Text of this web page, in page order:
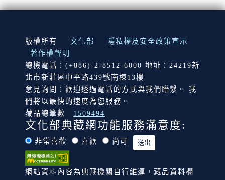
:::
版權所有 文化部
隱私權及安全政策宣示
著作權聲明
總機電話：(+886)-2-8512-6000 地址：24219新
北市新莊區中平路439號南棟13樓
意見詢問：歡迎透過電話的方式與我們聯繫。 我
們將以最快的速度為您服務。
藏品總筆數
1509494
文化部典藏網功能服務滿意度:
非常喜歡 喜歡 尚可
網站資料內容為典藏機關自行維運，藏品資料欄